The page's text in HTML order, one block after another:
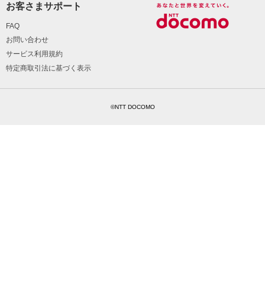
お客さまサポート
FAQ
お問い合わせ
サービス利用規約
特定商取引法に基づく表示
©NTT DOCOMO